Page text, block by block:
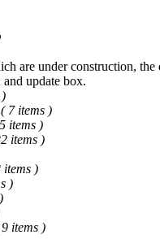
are under construction,
update box.
( 7 items )
items )
items )
items )
)
items )